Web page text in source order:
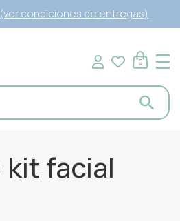
(ver condiciones de entregas)
0
kit facial